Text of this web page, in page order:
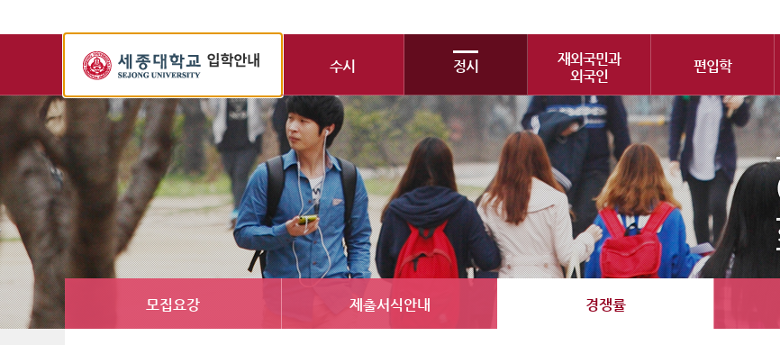
학
교
입
학
정
보
수시 정시
재외국민과
외국인
편입학
모집요강 제출서식안내 경쟁률